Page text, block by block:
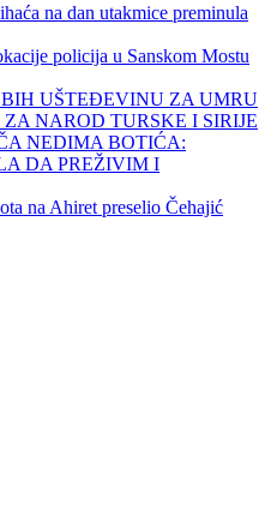
na dan utakmice preminula
policija u Sanskom Mostu
UŠTEĐEVINU ZA UMRU
NAROD TURSKE I SIRIJE
NEDIMA BOTIĆA:
DA PREŽIVIM I
na Ahiret preselio Čehajić